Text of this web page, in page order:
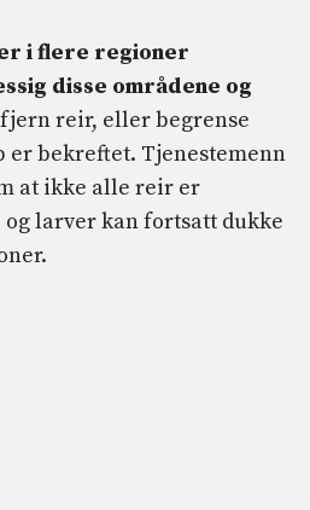
i flere regioner
disse områdene og
fjern reir, eller begrense
er bekreftet. Tjenestemenn
at ikke alle reir er
larver kan fortsatt dukke